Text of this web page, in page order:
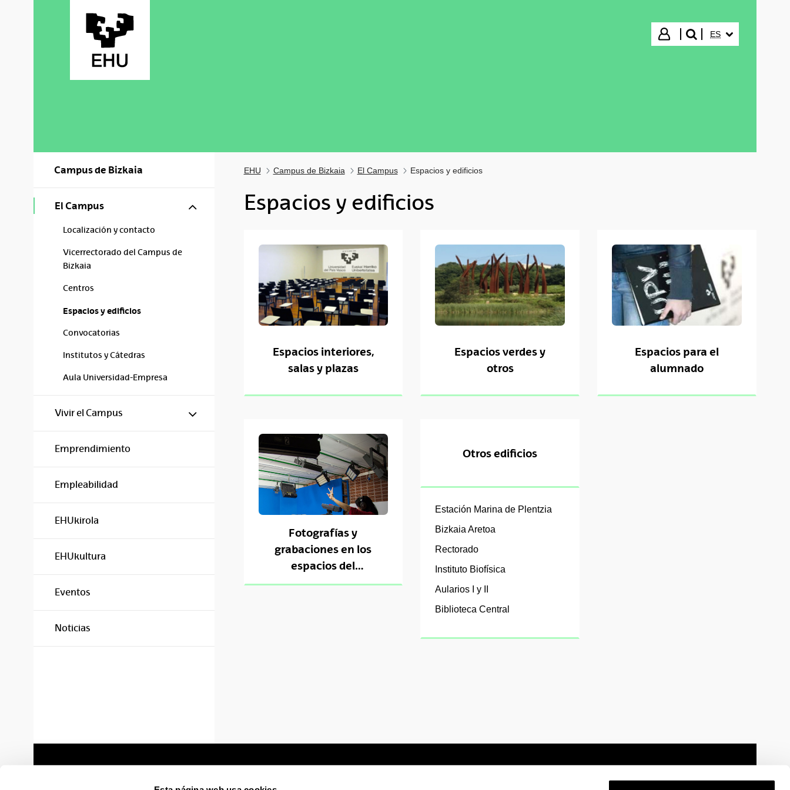
Iniciar sesión
buscar"
ES
Campus de Bizkaia
El Campus Mostrar/ocultar subpáginas
Localización y contacto
Vicerrectorado del Campus de
Bizkaia
Centros
Espacios y edificios
Convocatorias
Institutos y Cátedras
Aula Universidad-Empresa
Vivir el Campus Mostrar/ocultar subpáginas
Emprendimiento
Empleabilidad
EHUkirola
EHUkultura
Eventos
Noticias
EHU Campus de Bizkaia El Campus Espacios y edificios
Espacios y edificios
Espacios interiores,
salas y plazas
Espacios verdes y
otros
Espacios para el
alumnado
Fotografías y
grabaciones en los
espacios del
Campus de Bizkaia
Otros edificios
Estación Marina de Plentzia
Bizkaia Aretoa
Rectorado
Instituto Biofísica
Aularios I y II
Biblioteca Central